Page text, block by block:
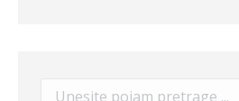
Search: